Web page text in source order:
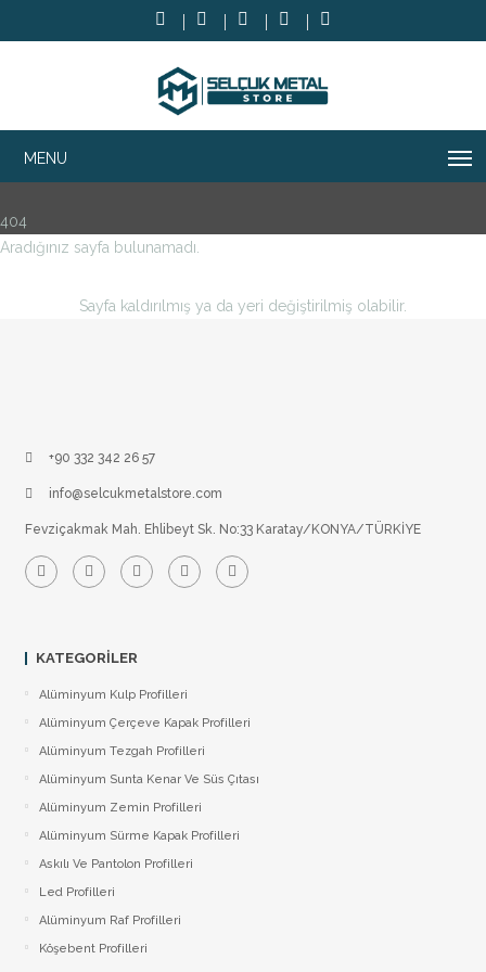
404
Aradığınız sayfa bulunamadı.
Sayfa kaldırılmış ya da yeri değiştirilmiş olabilir.
+90 332 342 26 57
info@selcukmetalstore.com
Fevziçakmak Mah. Ehlibeyt Sk. No:33 Karatay/KONYA/TÜRKİYE
KATEGORILER
Alüminyum Kulp Profilleri
Alüminyum Çerçeve Kаpаk Profilleri
Alüminyum Tezgah Profilleri
Alüminyum Sunta Kenar Ve Süs Çıtası
Alüminyum Zemin Profilleri
Alüminyum Sürme Kapak Profilleri
Askılı Ve Pantolon Profilleri
Led Profilleri
Alüminyum Raf Profilleri
Köşebent Profilleri